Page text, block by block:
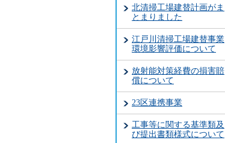
北清掃工場建替計画がま
とまりました
江戸川清掃工場建替事業
環境影響評価について
放射能対策経費の損害賠
償について
23区連携事業
工事等に関する基準類及
び提出書類様式について